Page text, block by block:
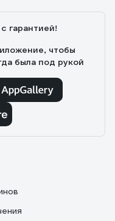
гарантией!
чтобы
была под рукой